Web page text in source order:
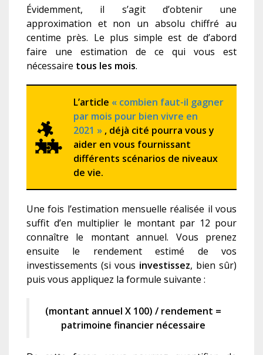
Évidemment, il s’agit d’obtenir une
approximation et non un absolu chiffré au
centime près. Le plus simple est de d’abord
faire une estimation de ce qui vous est
nécessaire tous les mois.
L’article « combien faut-il gagner
par mois pour bien vivre en
2021 » , déjà cité pourra vous y
aider en vous fournissant
différents scénarios de niveaux
de vie.
Une fois l’estimation mensuelle réalisée il vous
suffit d’en multiplier le montant par 12 pour
connaître le montant annuel. Vous prenez
ensuite le rendement estimé de vos
investissements (si vous investissez, bien sûr)
puis vous appliquez la formule suivante :
(montant annuel X 100) / rendement =
patrimoine financier nécessaire